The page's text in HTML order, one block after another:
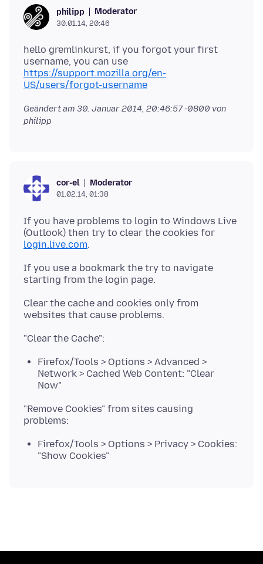
philipp Moderator
30.01.14, 20:46
hello gremlinkurst, if you forgot your first
username, you can use
https://support.mozilla.org/en-
US/users/forgot-username
Geändert am 30. Januar 2014, 20:46:57 -0800 von
philipp
cor-el Moderator
01.02.14, 01:38
If you have problems to login to Windows Live
(Outlook) then try to clear the cookies for
login.live.com.
If you use a bookmark the try to navigate
Clear the cache and cookies only from
Firefox/Tools > Options > Advanced >
Network > Cached Web Content: "Clear
Now"
"Remove Cookies" from sites causing
Firefox/Tools > Options > Privacy > Cookies:
"Show Cookies"